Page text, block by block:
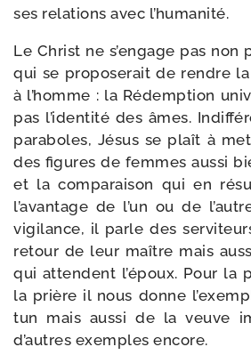
ses rela­tions avec l’humanité.
Le Christ ne s’en­gage pas non
qui se pro­po­se­rait de rendre
à l’homme : la Rédemption
pas l’identité des âmes.
para­boles, Jésus se plaît à
des figures de femmes aus­si
et la com­pa­rai­son qui en
l’avantage de l’un ou de
vigi­lance, il parle des
retour de leur maître mais
qui attendent l’é­poux. Pour la
la prière il nous donne
tun mais aus­si de la veuve
d’autres exemples encore.